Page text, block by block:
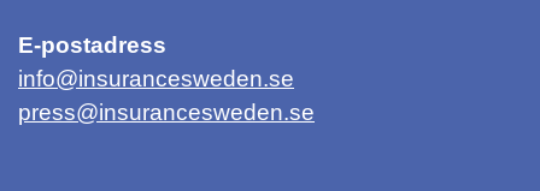
E-postadress
info@insurancesweden.se
press@insurancesweden.se